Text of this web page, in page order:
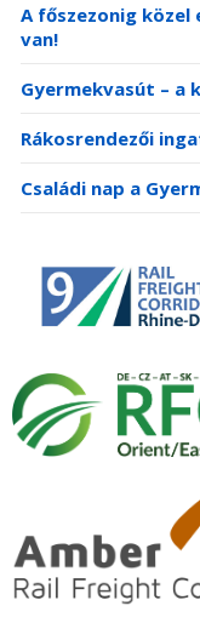
A főszezonig
van!
Gyermekvasút – a
Rákosrendezői
Családi nap a